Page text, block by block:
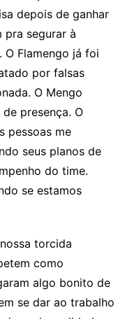
depois de ganhar
pra segurar à
O Flamengo já foi
por falsas
O Mengo
presença. O
pessoas me
seus planos de
do time.
se estamos
torcida
como
algo bonito de
se dar ao trabalho